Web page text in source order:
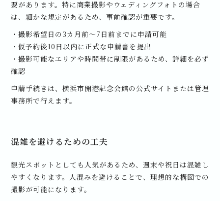
要があります。特に商業撮影やウェディングフォトの場合
は、細かな規定があるため、事前確認が重要です。
・撮影希望日の3カ月前～7日前までに申請可能
・仮予約後10日以内に正式な申請書を提出
・撮影可能なエリアや時間帯に制限があるため、詳細を必ず
確認
申請手続きは、横浜市開港記念会館の公式サイトまたは管理
事務所で行えます。
混雑を避けるための工夫
観光スポットとしても人気があるため、週末や祝日は混雑し
やすくなります。人混みを避けることで、理想的な構図での
撮影が可能になります。